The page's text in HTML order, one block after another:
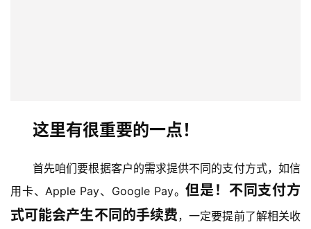
这里有很重要的一点！
首先咱们要根据客户的需求提供不同的支付方式，如信
用卡、Apple Pay、Google Pay。但是！不同支付方
式可能会产生不同的手续费，一定要提前了解相关收